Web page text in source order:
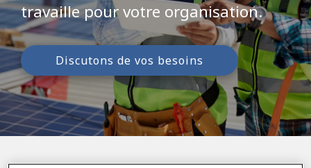
travaille pour votre organisation.
Discutons de vos besoins